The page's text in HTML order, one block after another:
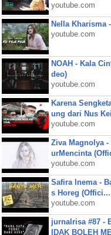
youtube.com
Nella Kharisma
youtube.com
NOAH - Kala
deo)
youtube.com
Karena
ung dari Nus
youtube.com
Ziva Magnolya -
urMencinta
youtube.com
Safira Inema -
s Horeg (Offici...
youtube.com
jurnalrisa #87 -
IDAK BOLEH